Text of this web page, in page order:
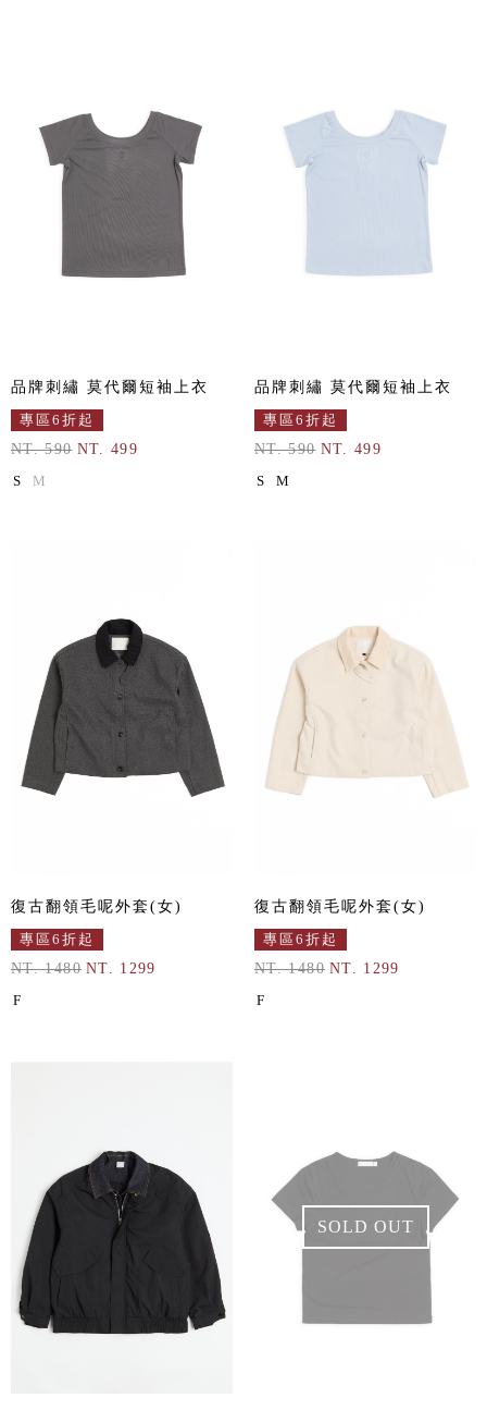
品牌刺繡 莫代爾短袖上衣
專區6折起
NT. 590 NT. 499
S M
品牌刺繡 莫代爾短袖上衣
專區6折起
NT. 590 NT. 499
S M
復古翻領毛呢外套(女)
專區6折起
NT. 1480 NT. 1299
F
復古翻領毛呢外套(女)
專區6折起
NT. 1480 NT. 1299
F
SOLD OUT